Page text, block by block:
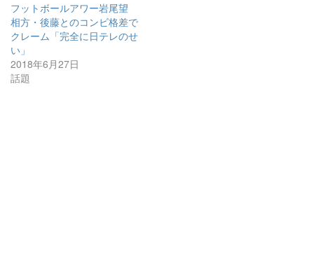
フットボールアワー岩尾望
相方・後藤とのコンビ格差で
クレーム「完全に日テレのせ
い」
2018年6月27日
話題